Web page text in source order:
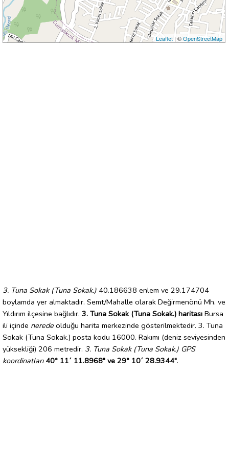
Leaflet| ©OpenStreetMap
3. Tuna Sokak (Tuna Sokak.) 40.186638 enlem ve 29.174704
boylamda yer almaktadır. Semt/Mahalle olarak Değirmenönü Mh. ve
Yıldırım ilçesine bağlıdır. 3. Tuna Sokak (Tuna Sokak.) haritası Bursa
ili içinde nerede olduğu harita merkezinde gösterilmektedir. 3. Tuna
Sokak (Tuna Sokak.) posta kodu 16000. Rakımı (deniz seviyesinden
yüksekliği) 206 metredir. 3. Tuna Sokak (Tuna Sokak.) GPS
koordinatları 40° 11´ 11.8968" ve 29° 10´ 28.9344".